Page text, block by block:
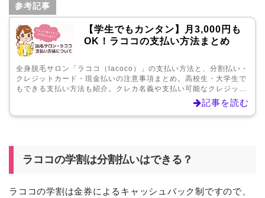
参考記事
【学生でもカンタン】月3,000円も
OK！ラココの支払い方法まとめ
全身脱毛サロン「ラココ（lacoco）」の支払い方法と、分割払い・
クレジットカード・現金払いの注意事項まとめ。高校生・大学生で
もできる支払い方法も紹介。クレカ名義や支払い可能なクレジット
カード会社、分割ローンの審査、ローンの分割手数料、支払いに関
記事を読む
ラココの学割は分割払いはできる？
ラココの学割は金券によるキャッシュバック制ですので、